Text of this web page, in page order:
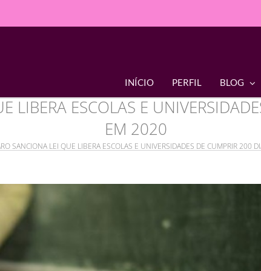
INÍCIO PERFIL BLOG
LIBERA ESCOLAS E
EM 2020
SANCIONA LEI QUE LIBERA ESCOLAS E UNIVERSIDADES DE CUMPRIR 200